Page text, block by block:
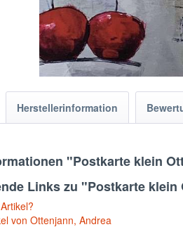
Herstellerinformation
"Postkarte klein
Links zu "Postkarte
von Ottenjann, Andrea